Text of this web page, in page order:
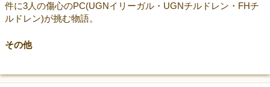
件に3人の傷心のPC(UGNイリーガル・UGNチルドレン・FHチ
ルドレン)が挑む物語。
その他